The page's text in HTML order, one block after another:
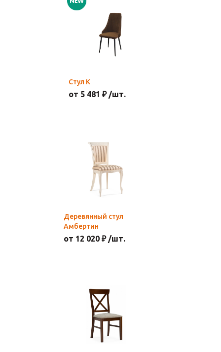
Стул К
от 5 481 ₽ /шт.
Деревянный стул
Амбертин
от 12 020 ₽ /шт.